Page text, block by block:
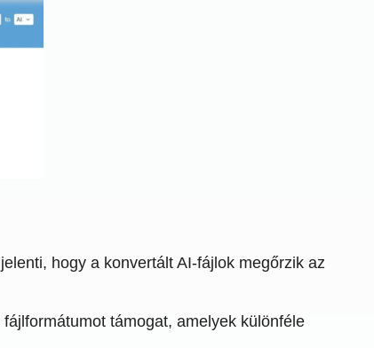
hogy a konvertált AI-fájlok megőrzik az
támogat, amelyek különféle